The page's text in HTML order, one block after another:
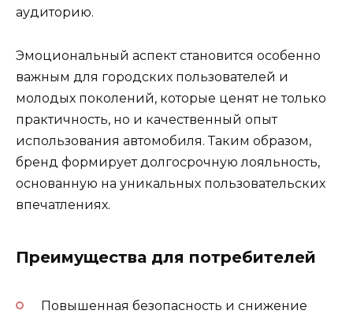
аудиторию.
Эмоциональный аспект становится особенно
важным для городских пользователей и
молодых поколений, которые ценят не только
практичность, но и качественный опыт
использования автомобиля. Таким образом,
бренд формирует долгосрочную лояльность,
основанную на уникальных пользовательских
впечатлениях.
Преимущества для потребителей
Повышенная безопасность и снижение